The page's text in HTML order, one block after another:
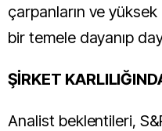
çarpanların ve
bir temele dayanıp
ŞİRKET
Analist beklentileri,